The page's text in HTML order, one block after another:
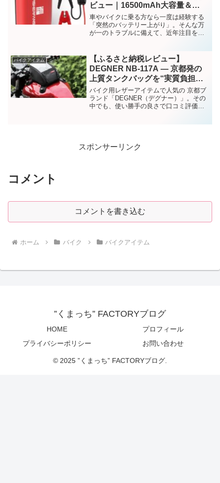
ビュー｜16500mAh大容量＆
1200A高出力で車・バイクのバッ
テリー上がり対策に最適
車やバイクに乗る方なら一度は経験する
「突然のバッテリー上がり」。そんな万
が一のトラブルに備えて、近年注目を集
とに高評価が目立つ「FISHERFANS FF7
MINI ジャンプスターター」について、実
際の使用者の声をまとめる形でご紹介し
ます。
バイクアイテム
【ふるさと納税レビュー】
DEGNER NB-117A ― 京都発の
上質タンクバッグを“実質負担
2,000円”で手に入れるチャンス！
バイク用レザーアイテムで人気の 京都ブ
ランド「DEGNER（デグナー）」。その
中でも、使い勝手の良さで口コミ評価の
スポンサーリンク
コメント
コメントを書き込む
ホーム バイク バイクアイテム
”くまっち” FACTORYブログ
HOME
プロフィール
プライバシーポリシー
お問い合わせ
© 2025 ”くまっち” FACTORYブログ.